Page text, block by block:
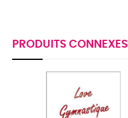
PRODUITS CONNEXES